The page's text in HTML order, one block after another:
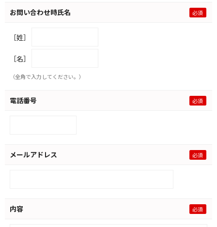
お問い合わせ時氏名
［姓］
［名］
（全角で入力してください。）
電話番号
メールアドレス
内容